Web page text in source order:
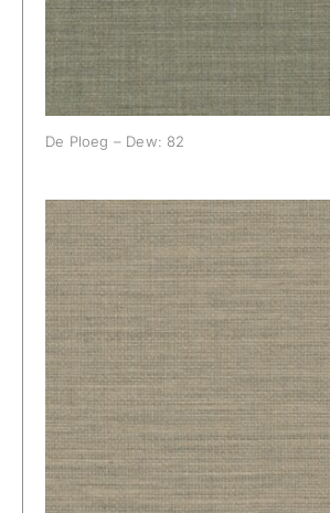
De Ploeg – Dew: 82
De Ploeg – Dew: 98